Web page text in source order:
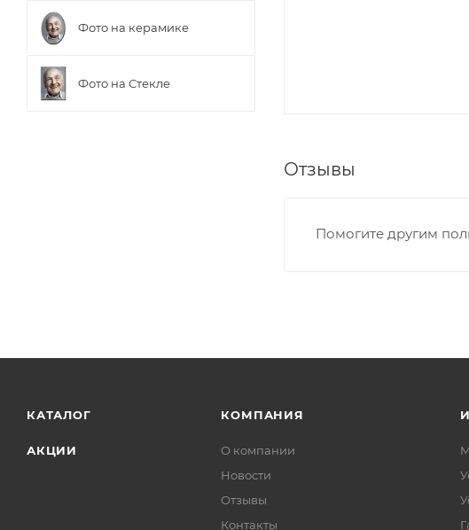
Отзывы
Помогите другим
Фото на керамике
Фото на Стекле
КАТАЛОГ
АКЦИИ
КОМПАНИЯ
О компании
Новости
Отзывы
Контакты